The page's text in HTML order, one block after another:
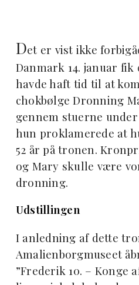
Det er vist ikke
Danmark 14. januar
havde haft tid til at
chokbølge Dronning
gennem stuerne
hun proklamerede at
52 år på tronen.
og Mary skulle være
dronning.
Udstillingen
I anledning af dette
Amalienborgmuseet
”Frederik 10. – Konge